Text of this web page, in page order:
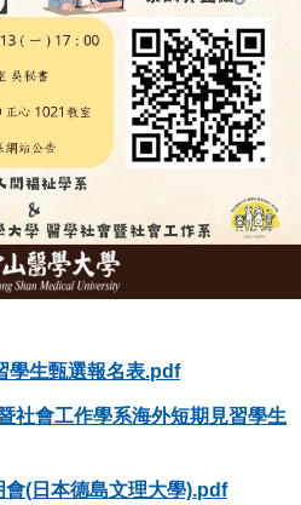
學生甄選報名表.pdf
社會工作學系海外短期見習學生
(日本德島文理大學).pdf